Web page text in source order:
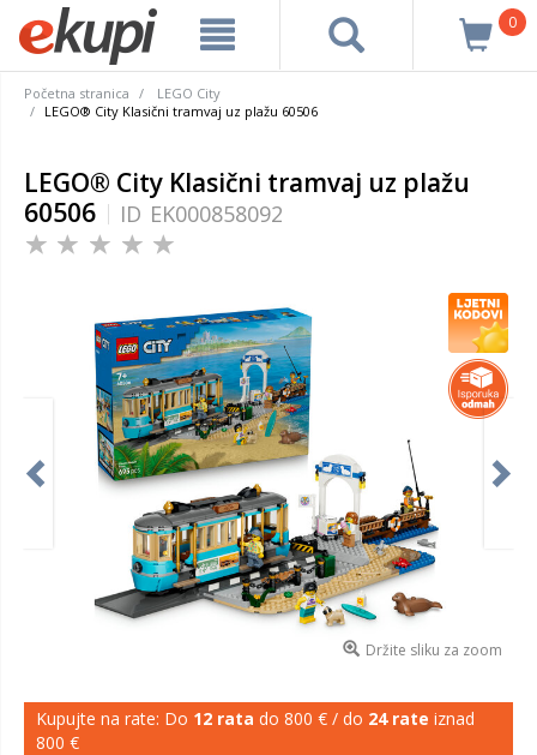
0
Početna stranica
LEGO City
LEGO® City Klasični tramvaj uz plažu 60506
LEGO® City Klasični tramvaj uz plažu
60506
ID EK000858092
Držite sliku za zoom
Kupujte na rate: Do 12 rata do 800 € / do 24 rate iznad
800 €